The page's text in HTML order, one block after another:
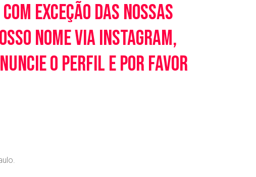
exceção das nossas
nome via Instagram,
o perfil e por favor